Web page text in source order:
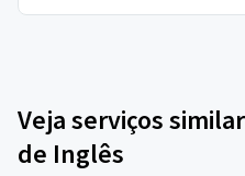
Veja serviços
de Inglês